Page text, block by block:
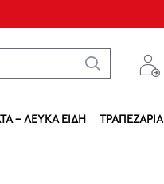
- ΛΕΥΚΆ ΕΊΔΗ ΤΡΑΠΕΖΑΡΊΑ